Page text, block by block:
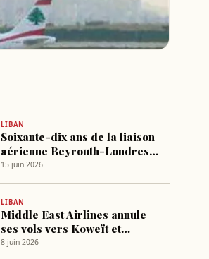
LIBAN
Soixante-dix ans de la liaison
aérienne Beyrouth-Londres
célébrés à l'ambassade du
15 juin 2026
LIBAN
Middle East Airlines annule
ses vols vers Koweït et
Bagdad
8 juin 2026